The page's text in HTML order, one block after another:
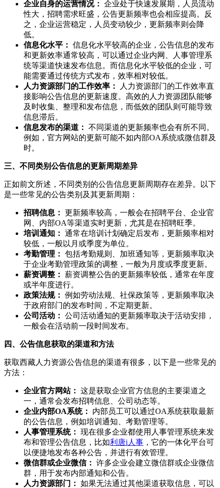
企业自身的运营情况： 企业处于快速发展期，人员流动
性大，招聘需求旺盛，公告更新频率也会相应提高。反
之，企业运营稳定，人员变动较少，更新频率则会降
低。
信息化水平： 信息化水平较高的企业，公告信息的发布
和更新效率通常较高，可以通过企业内网、人事管理系
统等渠道快速发布信息。而信息化水平较低的企业，可
能需要通过传统方式发布，效率相对较低。
人力资源部门的工作效率：
人力资源部门的工作效率直
接影响公告信息的更新速度。高效的人力资源团队能够
及时收集、整理和发布信息，而低效的团队则可能导致
信息滞后。
信息发布的渠道： 不同渠道的更新频率也会有所不同。
例如，官方网站的更新可能不如内部OA系统或微信群及
时。
三、不同类别公告信息的更新周期差异
正如前文所述，不同类别的公告信息更新周期存在差异。以下
是一些常见的公告类别及其更新周期：
招聘信息： 更新频率较高，一般会在招聘平台、企业官
网、内部OA等渠道实时更新，尤其是在招聘旺季。
培训通知： 通常在培训计划确定后发布，更新频率相对
较低，一般以月或季度为单位。
考勤管理： 包括考勤规则、加班通知等，更新频率取决
于企业考勤管理政策的调整，一般为月度或季度更新。
薪资调整： 薪资调整公告的更新频率较低，通常在年度
或半年度进行。
政策法规： 例如劳动法规、社保政策等，更新频率取决
于政府部门的发布时间，不定期更新。
公司活动： 公司活动通知的更新频率取决于活动安排，
一般会在活动前一段时间发布。
四、公告信息获取的渠道和方法
获取西藏人力资源公告信息的渠道有很多，以下是一些常见的
方法：
企业官方网站： 这是获取企业官方信息的主要渠道之
一，通常会发布招聘信息、公司动态等。
企业内部OA系统：
内部员工可以通过OA系统获取最新
的公告信息，例如培训通知、考勤管理等。
人事管理系统： 现在很多企业都使用人事管理系统来发
布和管理公告信息，比如利唐i人事 ，它的一体化平台可
以便捷地发布各种公告，并进行有效管理。
微信群或企业微信： 许多企业会建立微信群或企业微信
群，用于发布内部通知和公告。
人力资源部门： 如果无法通过其他渠道获取信息，可以